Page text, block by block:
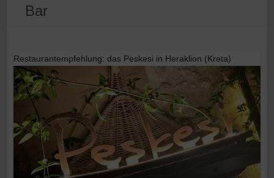
Bar
Restaurantempfehlung: das Peskesi in Heraklion (Kreta)